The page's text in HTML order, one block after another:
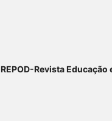
REPOD-Revista Educação